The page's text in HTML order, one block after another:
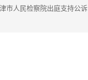
市人民检察院出庭支持公诉